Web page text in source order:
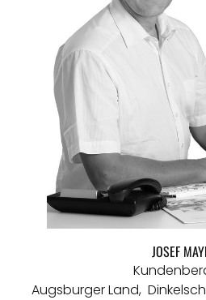
JOSEF
Augsburger Land,